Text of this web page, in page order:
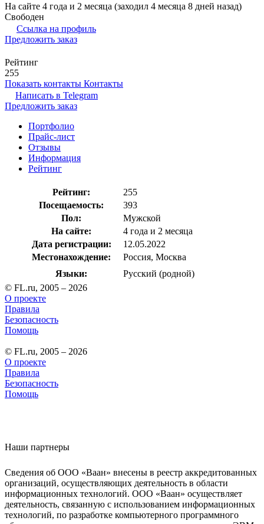
На сайте 4 года и 2 месяца (заходил 4 месяца 8 дней назад)
Свободен
Ссылка на профиль
Предложить заказ
Рейтинг
255
Показать контакты Контакты
Написать в Telegram
Предложить заказ
Портфолио
Прайс-лист
Отзывы
Информация
Рейтинг
Рейтинг:
255
Посещаемость:
393
Пол:
Мужской
На сайте:
4 года и 2 месяца
Дата регистрации:
12.05.2022
Местонахождение:
Россия, Москва
Языки:
Русский (родной)
© FL.ru, 2005 – 2026
О проекте
Правила
Безопасность
Помощь
© FL.ru, 2005 – 2026
О проекте
Правила
Безопасность
Помощь
Наши партнеры
Сведения об ООО «Ваан» внесены в реестр аккредитованных
организаций, осуществляющих деятельность в области
информационных технологий. ООО «Ваан» осуществляет
деятельность, связанную с использованием информационных
технологий, по разработке компьютерного программного